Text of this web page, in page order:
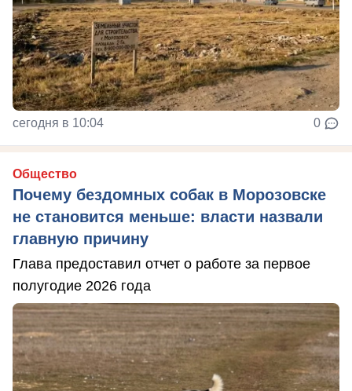
сегодня в 10:04 0
Общество
Почему бездомных собак в Морозовске
не становится меньше: власти назвали
главную причину
Глава предоставил отчет о работе за первое
полугодие 2026 года